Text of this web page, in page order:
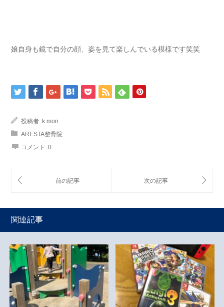
娘自身も鏡で自分の顔、姿を見て楽しんでいる模様です笑笑
投稿者: k.mori
ARESTA整骨院
コメント: 0
関連記事